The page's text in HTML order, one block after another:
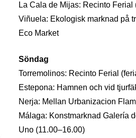
La Cala de Mijas: Recinto Ferial
Viñuela: Ekologisk marknad på
Eco Market
Söndag
Torremolinos: Recinto Ferial
Estepona: Hamnen och vid
Nerja: Mellan Urbanizacion
Málaga: Konstmarknad Galería
Uno (11.00–16.00)